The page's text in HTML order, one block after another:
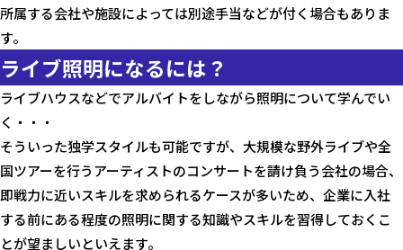
所属する会社や施設によっては別途手当などが付く場合もありま
す。
ライブ照明になるには？
ライブハウスなどでアルバイトをしながら照明について学んでい
く・・・
そういった独学スタイルも可能ですが、大規模な野外ライブや全
国ツアーを行うアーティストのコンサートを請け負う会社の場合、
即戦力に近いスキルを求められるケースが多いため、企業に入社
する前にある程度の照明に関する知識やスキルを習得しておくこ
とが望ましいといえます。